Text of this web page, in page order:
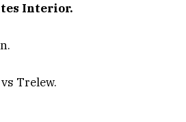
Interior.
Trelew.